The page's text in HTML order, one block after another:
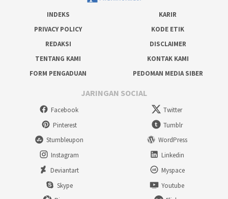
INDEKS
KARIR
PRIVACY POLICY
KODE ETIK
REDAKSI
DISCLAIMER
TENTANG KAMI
KONTAK KAMI
FORM PENGADUAN
PEDOMAN MEDIA SIBER
JARINGAN SOCIAL
Facebook
Twitter
Pinterest
Tumblr
Stumbleupon
WordPress
Instagram
Linkedin
Deviantart
Myspace
Skype
Youtube